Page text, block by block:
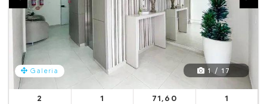
Galeria 1 / 17
2 1 71,60 1